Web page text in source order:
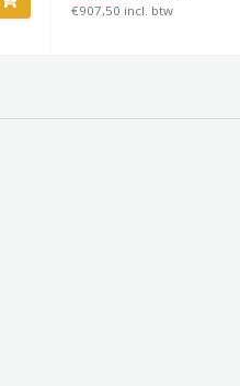
€907,50 incl. btw